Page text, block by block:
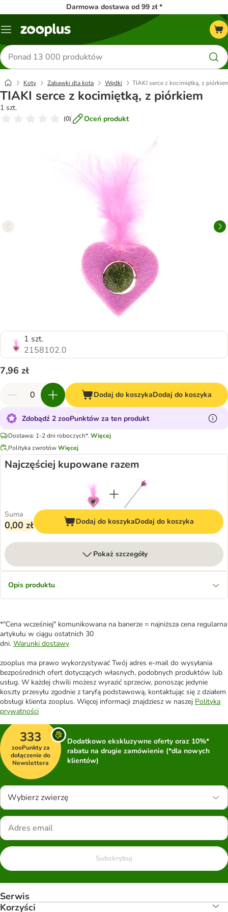
Darmowa dostawa od 99 zł *
Menu
Szukaj
produktów
Koty Zabawki dla kota Wędki TIAKI serce z kocimiętką, z
TIAKI serce z kocimiętką, z piórkiem
1 szt.
(0) Oceń produkt
1 szt.
2158102.0
7,96 zł
Dodaj do koszykaDodaj do koszyka
Zdobądź 2 zooPunktów za ten produkt
Dostawa: 1-2 dni roboczych*. Więcej
Polityka zwrotówWięcej
Najczęściej kupowane razem
Suma
0,00 zł Dodaj do koszykaDodaj do koszyka
Pokaż szczegóły
Opis produktu
*"Cena wcześniej" komunikowana na banerze = najniższa cena regularna
artykułu w ciągu ostatnich 30
dni. Warunki dostawy
zooplus ma prawo wykorzystywać Twój adres e-mail do wysyłania
bezpośrednich ofert dotyczących własnych, podobnych produktów lub
usług. W każdej chwili możesz wyrazić sprzeciw, ponosząc jedynie
koszty przesyłu zgodnie z taryfą podstawową, kontaktując się z działem
obsługi klienta zooplus. Więcej informacji znajdziesz w naszej Polityka
prywatności
333
zooPunkty za
dołączenie do
Newslettera
Dodatkowo ekskluzywne oferty oraz 10%*
rabatu na drugie zamówienie (*dla nowych
klientów)
Wybierz zwierzę
Subskrybuj
Serwis
Korzyści